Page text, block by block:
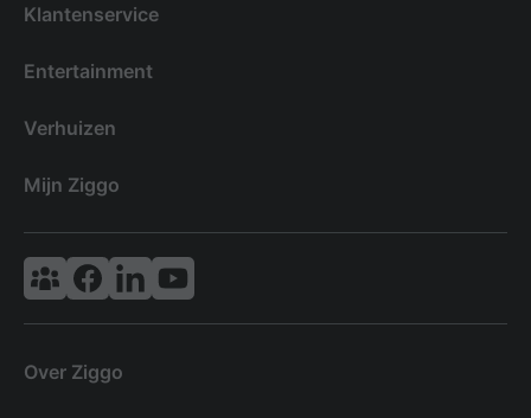
Klantenservice
Entertainment
Verhuizen
Mijn Ziggo
Vodafone & Ziggo Community
Ziggo Facebook
VodafoneZiggo LinkedIn
Ziggo YouTube
Over Ziggo